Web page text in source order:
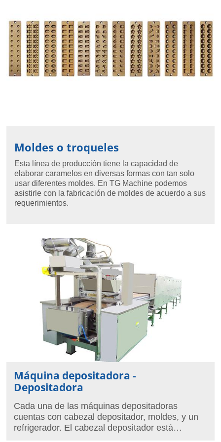
Moldes o troqueles
Esta línea de producción tiene la capacidad de
elaborar caramelos en diversas formas con tan solo
usar diferentes moldes. En TG Machine podemos
asistirle con la fabricación de moldes de acuerdo a sus
requerimientos.
Máquina depositadora -
Depositadora
Cada una de las máquinas depositadoras
cuentas con cabezal depositador, moldes, y un
refrigerador. El cabezal depositador está